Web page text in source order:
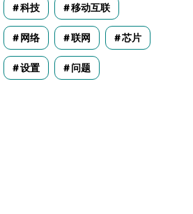
科技 移动互联
网络 联网 芯片
设置 问题